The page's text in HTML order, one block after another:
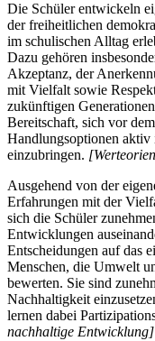
Die Schüler entwickeln
der freiheitlichen
im schulischen Alltag
Dazu gehören
Akzeptanz, der
mit Vielfalt sowie
zukünftigen
Bereitschaft, sich vor
Handlungsoptionen
einzubringen.
Ausgehend von der
Erfahrungen mit der
sich die Schüler
Entwicklungen
Entscheidungen auf das
Menschen, die Umwelt
bewerten. Sie sind
Nachhaltigkeit
lernen dabei
nachhaltige Entwicklung]